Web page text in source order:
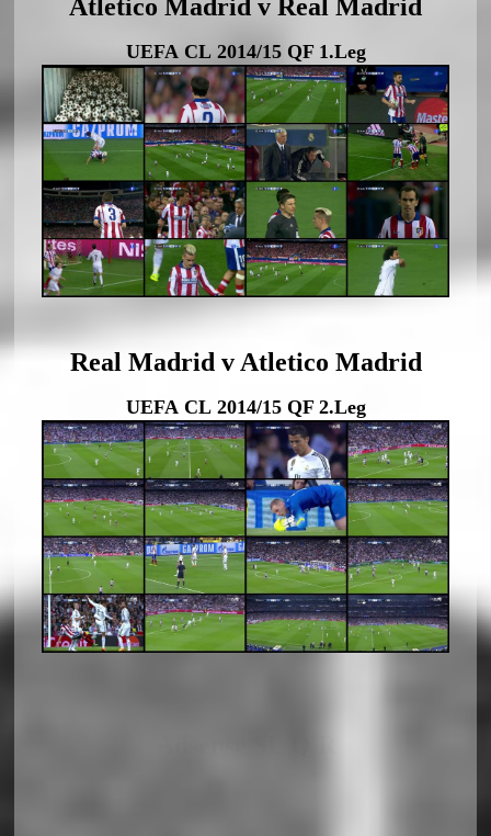
Atletico Madrid v Real Madrid
UEFA CL 2014/15 QF 1.Leg
Real Madrid v Atletico Madrid
UEFA CL 2014/15 QF 2.Leg